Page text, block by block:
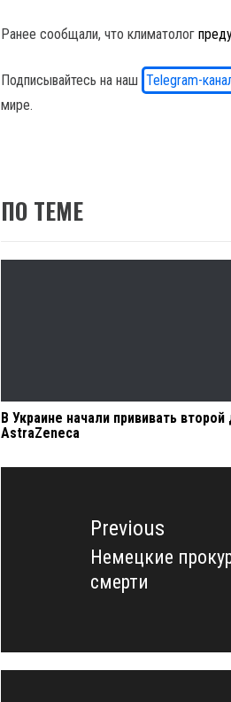
Ранее сообщали, что климатолог
Подписывайтесь на наш Telegram-
мире.
ПО ТЕМЕ
В Украине начали прививать второй
AstraZeneca
Навигация
Previous
Previous
post:
Немецкие
смерти